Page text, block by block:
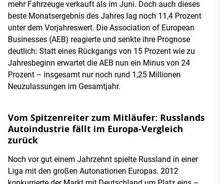
mehr Fahrzeuge verkauft als im Juni. Doch auch dieses
beste Monatsergebnis des Jahres lag noch 11,4 Prozent
unter dem Vorjahreswert. Die Association of European
Businesses (AEB) reagierte und senkte ihre Prognose
deutlich: Statt eines Rückgangs von 15 Prozent wie zu
Jahresbeginn erwartet die AEB nun ein Minus von 24
Prozent – insgesamt nur noch rund 1,25 Millionen
Neuzulassungen im Gesamtjahr.
Vom Spitzenreiter zum Mitläufer: Russlands
Autoindustrie fällt im Europa-Vergleich
zurück
Noch vor gut einem Jahrzehnt spielte Russland in einer
Liga mit den großen Autonationen Europas. 2012